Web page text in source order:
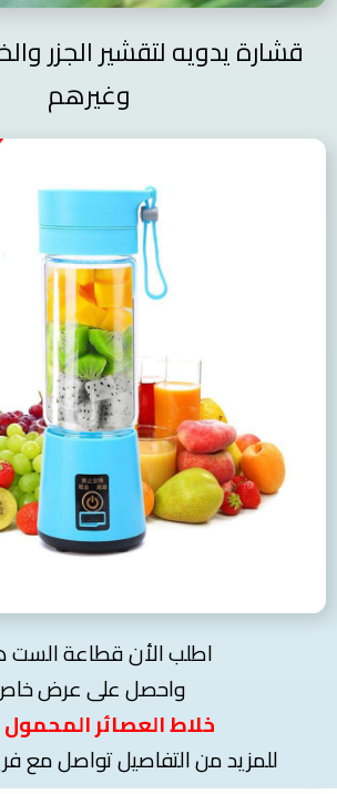
قشارة يدويه لتقشير الجزر
وغيرهم
اطلب الأن قطاعة الست
واحصل على عرض
خلاط العصائر المحمول USB
للمزيد من التفاصيل تواصل مع